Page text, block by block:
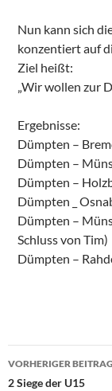
Nun kann sich
konzentiert auf
Ziel heißt:
„Wir wollen zur
Ergebnisse:
Dümpten –
Dümpten –
Dümpten –
Dümpten _
Dümpten –
Schluss von Tim)
Dümpten –
VORHERIGER BEITRAG
2 Siege der U15